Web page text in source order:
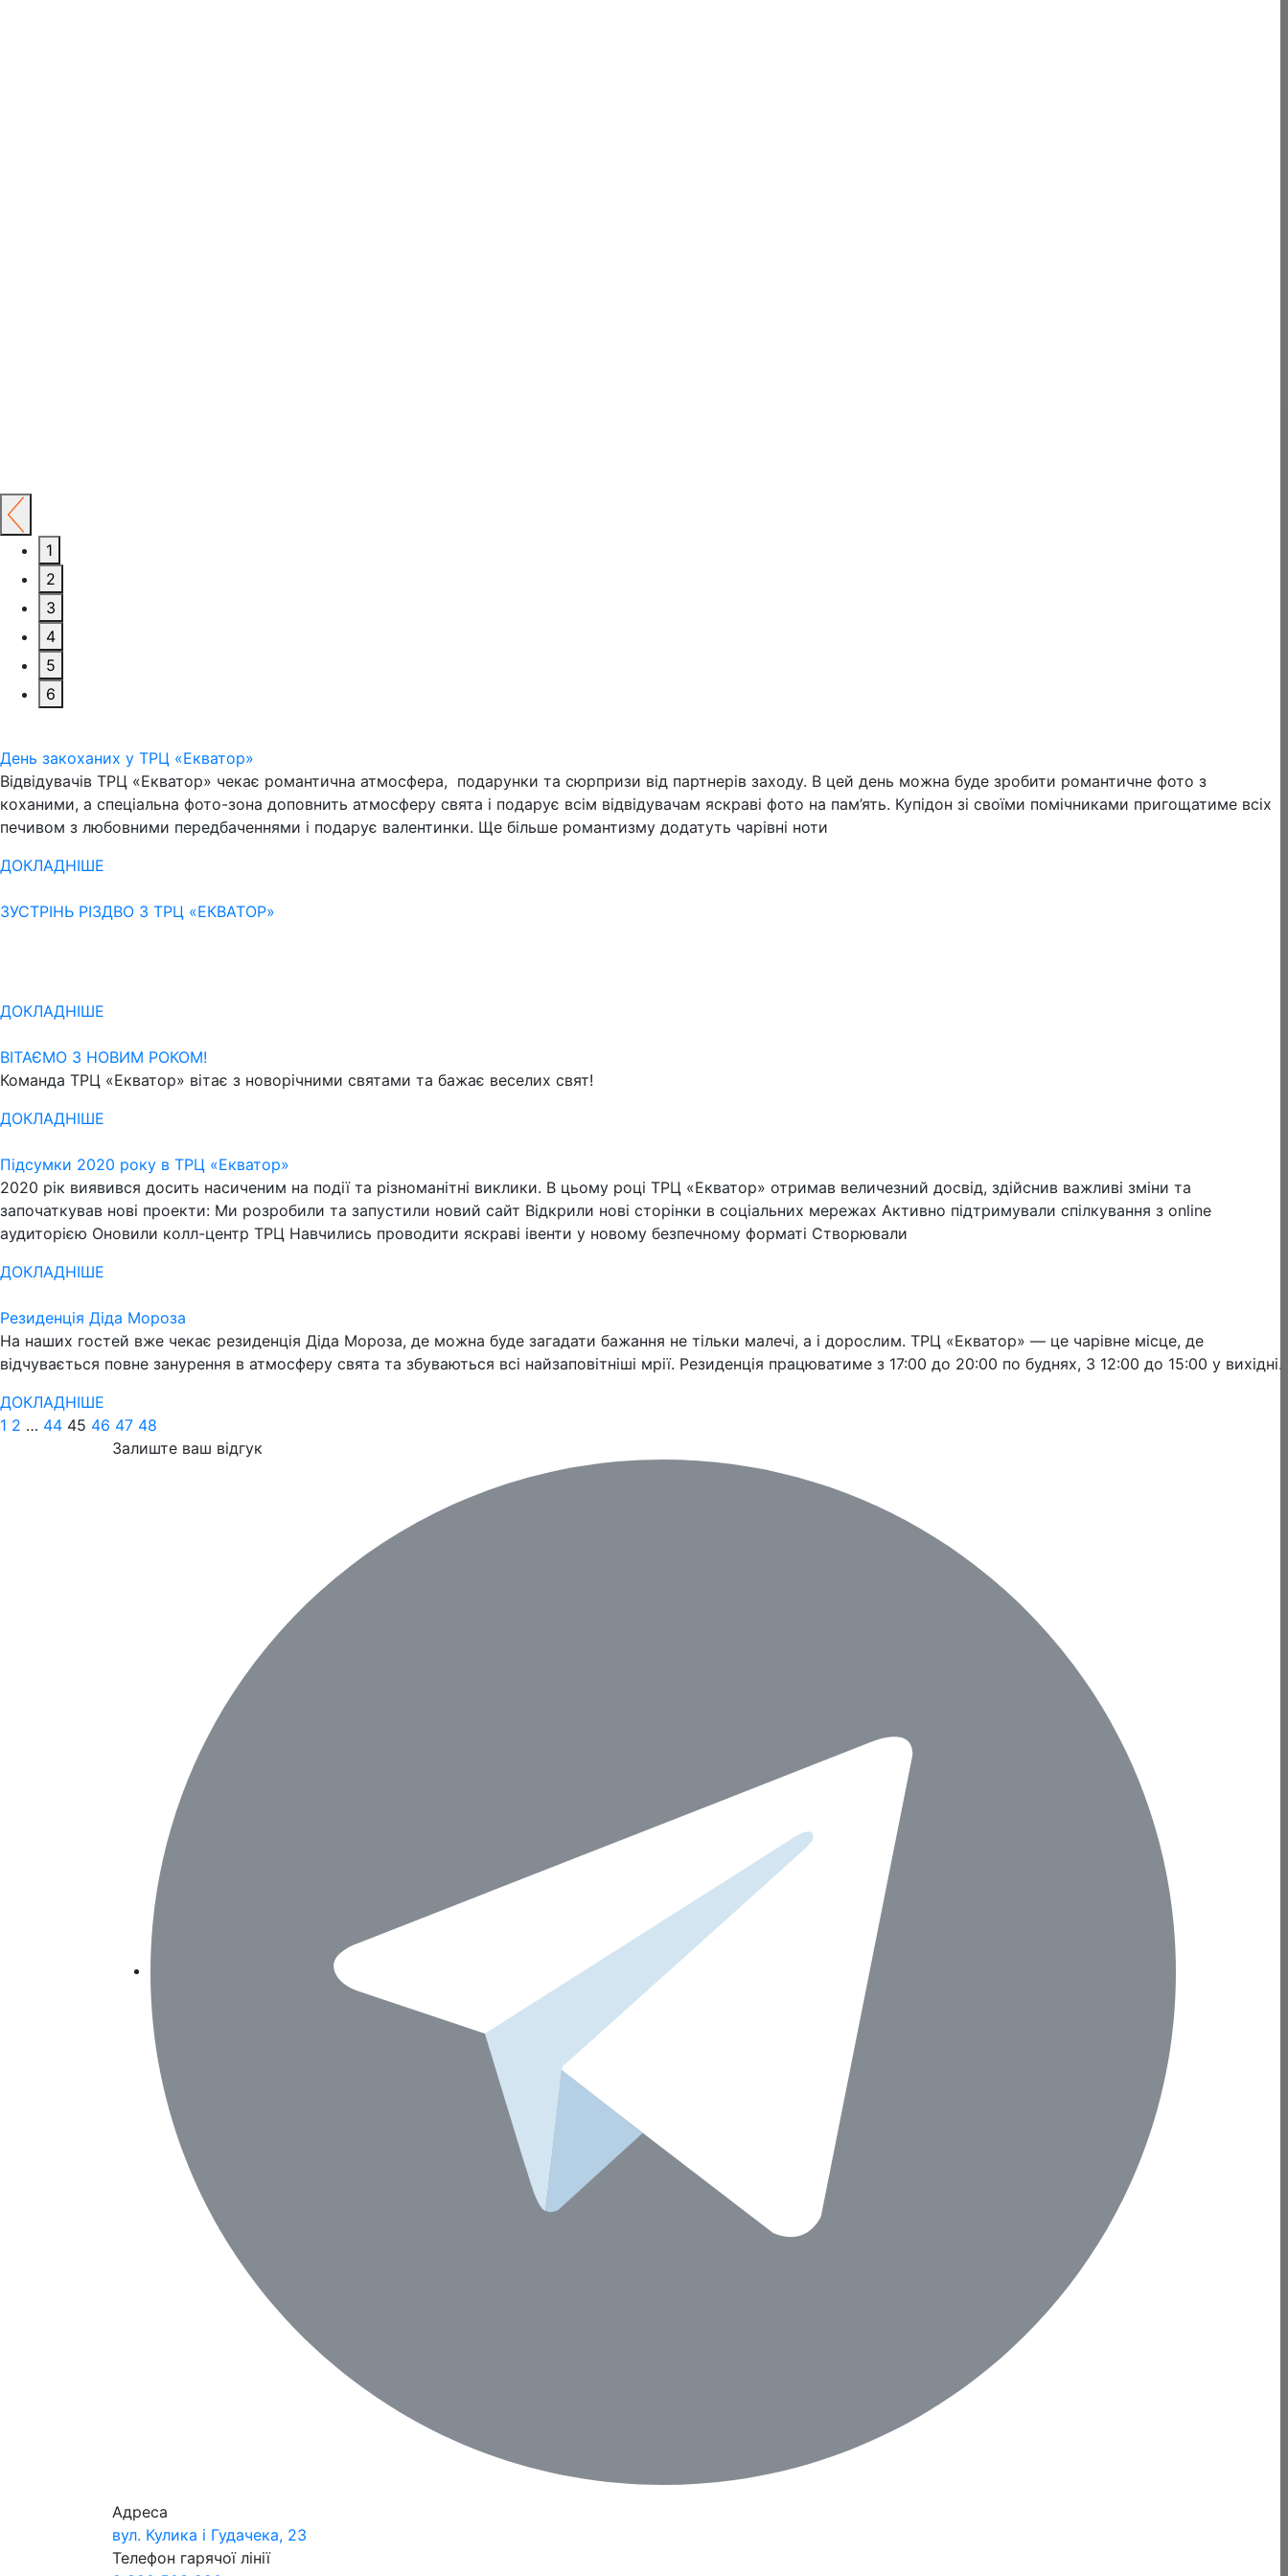
1
2
3
4
5
6
День закоханих у ТРЦ «Екватор»
Відвідувачів ТРЦ «Екватор» чекає романтична атмосфера, подарунки та сюрпризи від партнерів заходу. В цей день можна буде зробити романтичне фото з
коханими, а спеціальна фото-зона доповнить атмосферу свята і подарує всім відвідувачам яскраві фото на пам’ять. Купідон зі своїми помічниками пригощатиме всіх
печивом з любовними передбаченнями і подарує валентинки. Ще більше романтизму додатуть чарівні ноти
ДОКЛАДНІШЕ
ЗУСТРІНЬ РІЗДВО З ТРЦ «ЕКВАТОР»
ДОКЛАДНІШЕ
ВІТАЄМО З НОВИМ РОКОМ!
Команда ТРЦ «Екватор» вітає з новорічними святами та бажає веселих свят!
ДОКЛАДНІШЕ
Підсумки 2020 року в ТРЦ «Екватор»
2020 рік виявився досить насиченим на події та різноманітні виклики. В цьому році ТРЦ «Екватор» отримав величезний досвід, здійснив важливі зміни та
започаткував нові проекти: Ми розробили та запустили новий сайт Відкрили нові сторінки в соціальних мережах Активно підтримували спілкування з online
аудиторією Оновили колл-центр ТРЦ Навчились проводити яскраві івенти у новому безпечному форматі Створювали
ДОКЛАДНІШЕ
Резиденція Діда Мороза
На наших гостей вже чекає резиденція Діда Мороза, де можна буде загадати бажання не тільки малечі, а і дорослим. ТРЦ «Екватор» — це чарівне місце, де
відчувається повне занурення в атмосферу свята та збуваються всі найзаповітніші мрії. Резиденція працюватиме з 17:00 до 20:00 по буднях, 3 12:00 до 15:00 у вихідні.
ДОКЛАДНІШЕ
1 2 … 44 45 46 47 48
Залиште ваш відгук
Адреса
вул. Кулика і Гудачека, 23
Телефон гарячої лінії